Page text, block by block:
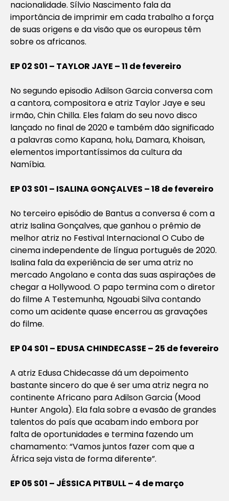
nacionalidade. Sílvio Nascimento fala da
importância de imprimir em cada trabalho a força
de suas origens e da visão que os europeus têm
sobre os africanos.
EP 02 S01 – TAYLOR JAYE – 11 de fevereiro
No segundo episodio Adilson Garcia conversa com
a cantora, compositora e atriz Taylor Jaye e seu
irmão, Chin Chilla. Eles falam do seu novo disco
lançado no final de 2020 e também dão significado
a palavras como Kapana, holu, Damara, Khoisan,
elementos importantíssimos da cultura da
Namíbia.
EP 03 S01 – ISALINA GONÇALVES – 18 de fevereiro
No terceiro episódio de Bantus a conversa é com a
atriz Isalina Gonçalves, que ganhou o prêmio de
melhor atriz no Festival Internacional O Cubo de
cinema independente de língua português de 2020.
Isalina fala da experiência de ser uma atriz no
mercado Angolano e conta das suas aspirações de
chegar a Hollywood. O papo termina com o diretor
do filme A Testemunha, Ngouabi Silva contando
como um acidente quase encerrou as gravações
do filme.
EP 04 S01 – EDUSA CHINDECASSE – 25 de fevereiro
A atriz Edusa Chidecasse dá um depoimento
bastante sincero do que é ser uma atriz negra no
continente Africano para Adilson Garcia (Mood
Hunter Angola). Ela fala sobre a evasão de grandes
talentos do país que acabam indo embora por
falta de oportunidades e termina fazendo um
chamamento: “Vamos juntos fazer com que a
África seja vista de forma diferente”.
EP 05 S01 – JÉSSICA PITBULL – 4 de março